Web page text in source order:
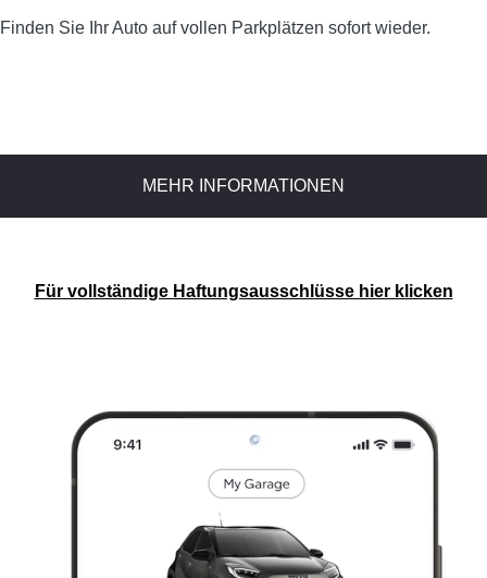
Finden Sie Ihr Auto auf vollen Parkplätzen sofort wieder.
MEHR INFORMATIONEN
Für vollständige Haftungsausschlüsse hier klicken